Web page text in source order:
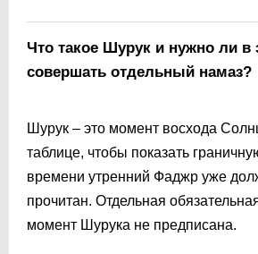
Что такое Шурук и нужно ли в
совершать отдельный намаз?
Шурук – это момент восхода
таблице, чтобы показать
времени утренний Фаджр уже
прочитан. Отдельная
момент Шурука не предписана.